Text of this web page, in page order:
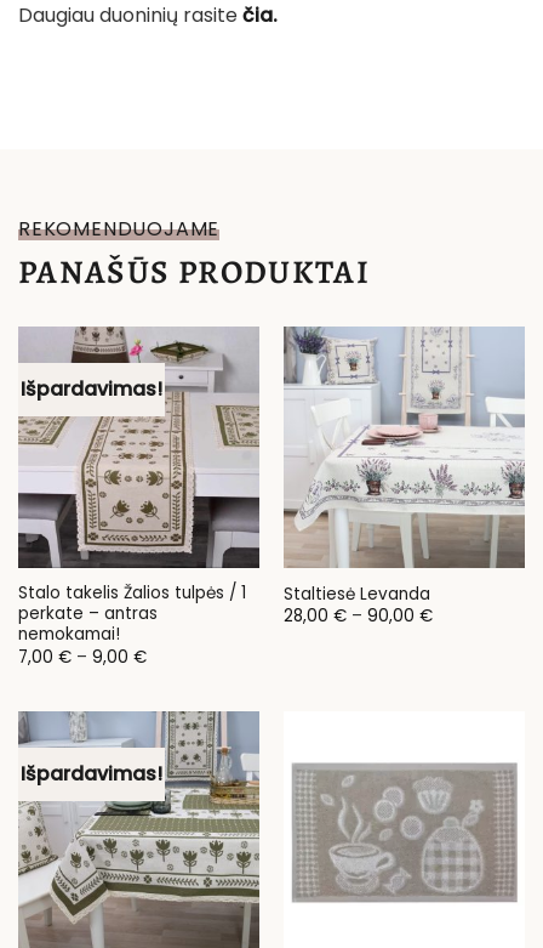
Daugiau duoninių rasitečia.
REKOMENDUOJAME
PANAŠŪS PRODUKTAI
Išpardavimas!
Stalo takelis Žalios tulpės / 1
perkate – antras
nemokamai!
7,00 € – 9,00 €Price
9,00 €
Staltiesė Levanda
28,00 € – 90,00 €Price
Išpardavimas!